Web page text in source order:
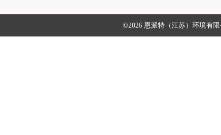
©2026 恩派特（江苏）环境有